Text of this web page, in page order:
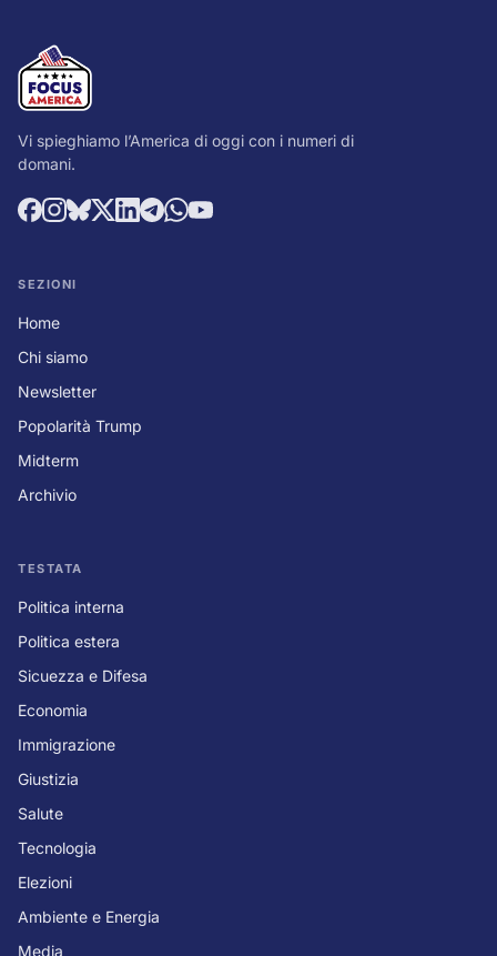
Vi spieghiamo l’America di oggi con i numeri di
domani.
SEZIONI
Home
Chi siamo
Newsletter
Popolarità Trump
Midterm
Archivio
TESTATA
Politica interna
Politica estera
Sicuezza e Difesa
Economia
Immigrazione
Giustizia
Salute
Tecnologia
Elezioni
Ambiente e Energia
Media